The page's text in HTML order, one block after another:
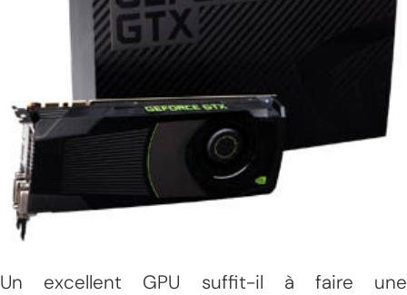
Un excellent GPU suffit-il à faire une